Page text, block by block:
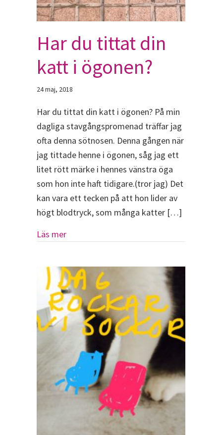
Har du tittat din
katt i ögonen?
24 maj, 2018
Har du tittat din katt i ögonen? På min
dagliga stavgångspromenad träffar jag
ofta denna sötnosen. Denna gången när
jag tittade henne i ögonen, såg jag ett
litet rött märke i hennes vänstra öga
som hon inte haft tidigare.(tror jag) Det
kan vara ett tecken på att hon lider av
högt blodtryck, som många katter […]
Läs merabout Har du tittat din katt i ögonen?